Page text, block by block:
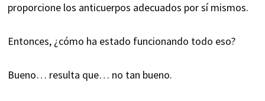
proporcione los anticuerpos adecuados por sí mismos.
Entonces, ¿cómo ha estado funcionando todo eso?
Bueno… resulta que… no tan bueno.